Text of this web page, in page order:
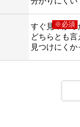
※必須
すぐ見つかっ
どちらとも言
見つけにくか